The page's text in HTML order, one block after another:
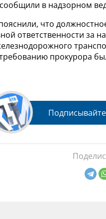
в надзорном
что
ответственности за
прокурора